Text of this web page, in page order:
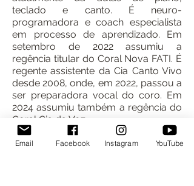
teclado e canto. É neuro-
programadora e coach especialista
em processo de aprendizado. Em
setembro de 2022 assumiu a
regência titular do Coral Nova FATI. É
regente assistente da Cia Canto Vivo
desde 2008, onde, em 2022, passou a
ser preparadora vocal do coro. Em
2024 assumiu também a regência do
Coral Cia da Voz.
Email Facebook Instagram YouTube